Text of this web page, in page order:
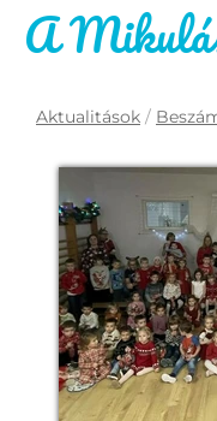
A
Aktualitások /